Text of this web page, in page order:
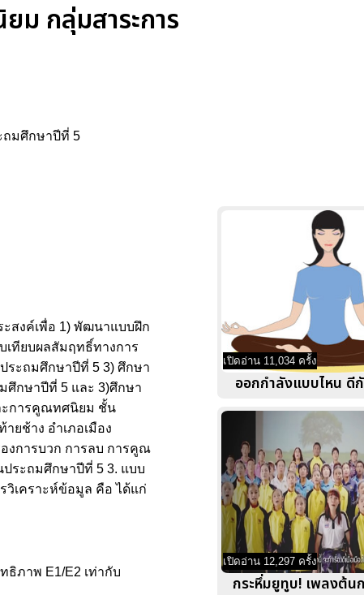
ม กลุ่มสาระการ
ถมศึกษาปีที่ 5
สงค์เพื่อ 1) พัฒนาแบบฝึก
ทียบผลสัมฤทธิ์ทางการ
ระถมศึกษาปีที่ 5 3) ศึกษา
ศึกษาปีที่ 5 และ 3)ศึกษา
ะการคูณทศนิยม ชั้น
ยช้าง อำเภอเมือง
องการบวก การลบ การคูณ
ระถมศึกษาปีที่ 5 3. แบบ
วิเคราะห์ข้อมูล คือ ได้แก่
ภาพ E1/E2 เท่ากับ
เปิดอ่าน 11,034 ครั้ง
ออกกำลังแบบไหน ดีกั
เปิดอ่าน 12,297 ครั้ง
กระหึ่มยูทูบ! เพลงต้น